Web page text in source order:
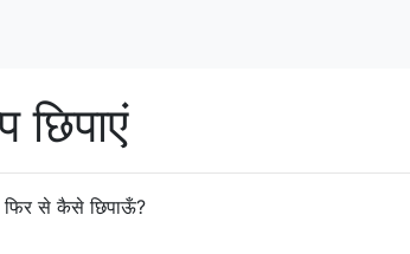
फिर से कैसे छिपाऊँ?